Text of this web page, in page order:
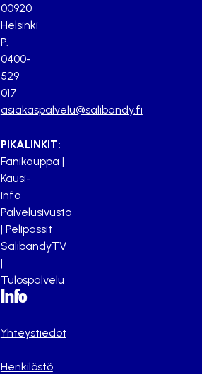
00920
Helsinki
P.
0400-
529
017
asiakaspalvelu@salibandy.fi
PIKALINKIT:
Fanikauppa |
Kausi-
info
Palvelusivusto
| Pelipassit
SalibandyTV
|
Tulospalvelu
Info
Yhteystiedot
Henkilöstö